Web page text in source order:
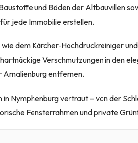
und Böden der Altbauvillen
jede Immobilie erstellen.
dem Kärcher‑Hochdruckreiniger
Verschmutzungen in den
Amalienburg entfernen.
in Nymphenburg vertraut – von der
Fensterrahmen und private